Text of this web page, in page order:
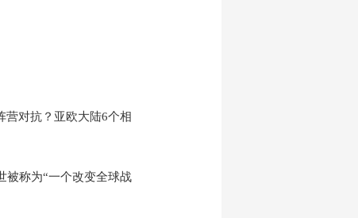
对抗？亚欧大陆6个相
称为“一个改变全球战